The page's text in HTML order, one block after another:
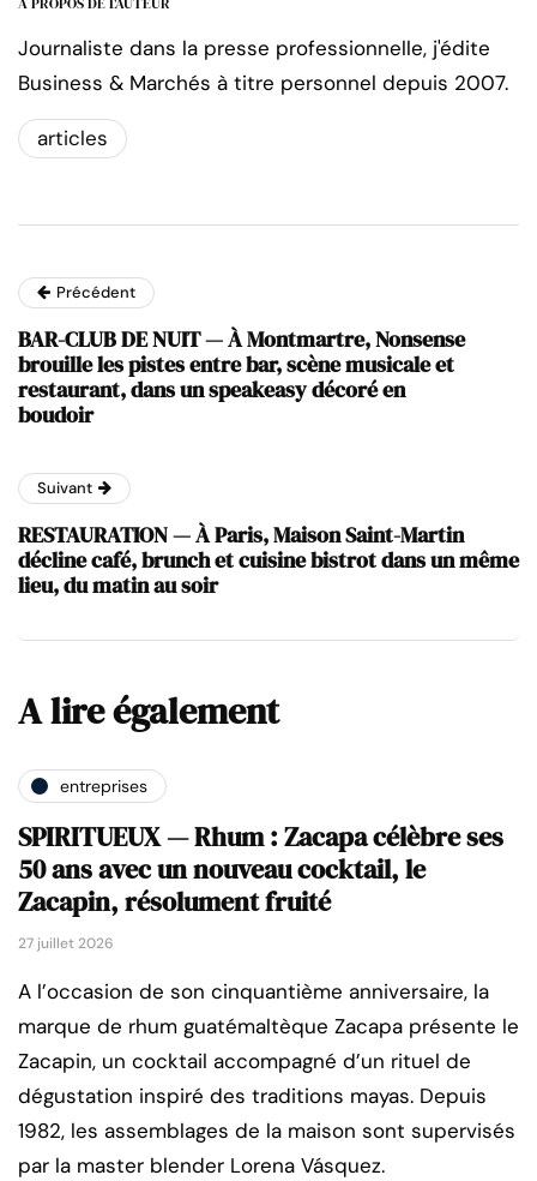
A PROPOS DE L'AUTEUR
Journaliste dans la presse professionnelle, j'édite
Business & Marchés à titre personnel depuis 2007.
articles
Précédent
BAR-CLUB DE NUIT — À Montmartre, Nonsense
brouille les pistes entre bar, scène musicale et
restaurant, dans un speakeasy décoré en
boudoir
Suivant
RESTAURATION — À Paris, Maison Saint-Martin
décline café, brunch et cuisine bistrot dans un même
lieu, du matin au soir
A lire également
entreprises
SPIRITUEUX — Rhum : Zacapa célèbre ses
50 ans avec un nouveau cocktail, le
Zacapin, résolument fruité
27 juillet 2026
A l’occasion de son cinquantième anniversaire, la
marque de rhum guatémaltèque Zacapa présente le
Zacapin, un cocktail accompagné d’un rituel de
dégustation inspiré des traditions mayas. Depuis
1982, les assemblages de la maison sont supervisés
par la master blender Lorena Vásquez.